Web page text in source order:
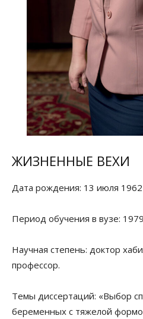
ЖИЗНЕННЫЕ ВЕХИ
Дата рождения: 13 июля 1962
Период обучения в вузе:
Научная степень: доктор
профессор.
Темы диссертаций: «Выбор
беременных с тяжелой